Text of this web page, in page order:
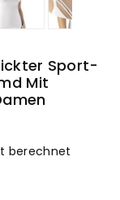
Sport-
Mit
berechnet